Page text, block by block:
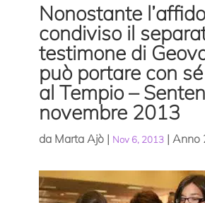
Nonostante l’affido
condiviso il
testimone di
può portare con
al Tempio –
novembre 2013
da Marta Ajò| Nov 6, 2013| Anno